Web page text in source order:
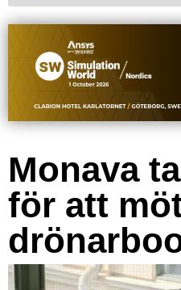
Monava
för att